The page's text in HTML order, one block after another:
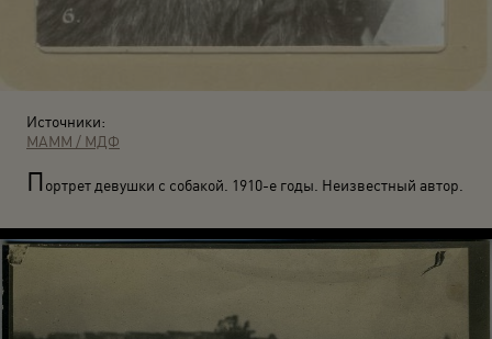
Источники:
МАММ / МДФ
Портрет девушки с собакой. 1910-е годы. Неизвестный автор.